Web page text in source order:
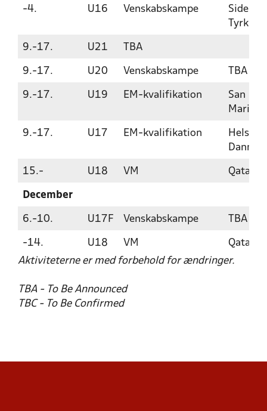
-4. U16 Venskabskampe
Side,
Tyrkiet
9.-17. U21 TBA
9.-17. U20 Venskabskampe TBA
9.-17. U19 EM-kvalifikation
San
Marino
9.-17. U17 EM-kvalifikation
15.- U18 VM Qatar
December
6.-10. U17F Venskabskampe TBA
-14. U18 VM
Qatar
Aktiviteterne er med forbehold for ændringer.
TBA - To Be Announced
TBC - To Be Confirmed